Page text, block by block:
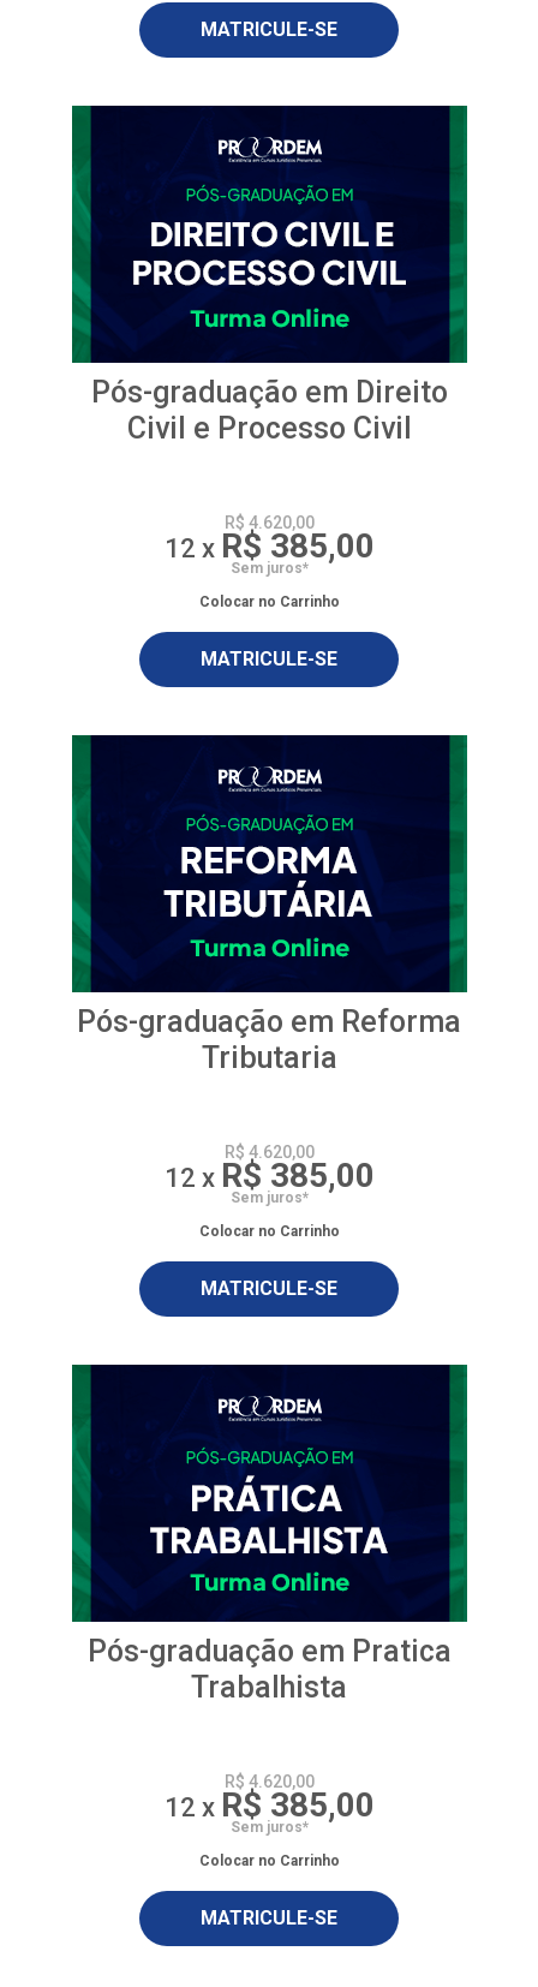
MATRICULE-SE
Pós-graduação em Direito
Civil e Processo Civil
R$ 4.620,00
12 x R$ 385,00
Sem juros*
Colocar no Carrinho
MATRICULE-SE
Pós-graduação em Reforma
Tributaria
R$ 4.620,00
12 x R$ 385,00
Sem juros*
Colocar no Carrinho
MATRICULE-SE
Pós-graduação em Pratica
Trabalhista
R$ 4.620,00
12 x R$ 385,00
Sem juros*
Colocar no Carrinho
MATRICULE-SE